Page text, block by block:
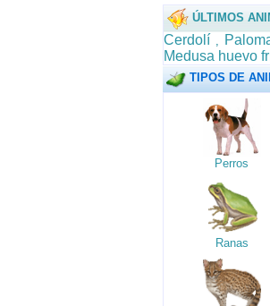
ÚLTIMOS
Cerdolí ,
Medusa huevo
TIPOS DE
Perros
Ranas